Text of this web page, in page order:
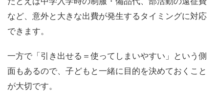
など、意外と大きな出費が発生するタイミングに対応
できます。
一方で「引き出せる＝使ってしまいやすい」という側
面もあるので、子どもと一緒に目的を決めておくこと
が大切です。